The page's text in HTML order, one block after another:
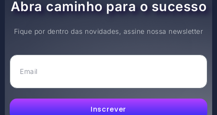
Abra caminho para o sucesso
Fique por dentro das novidades, assine nossa newsletter
Inscrever